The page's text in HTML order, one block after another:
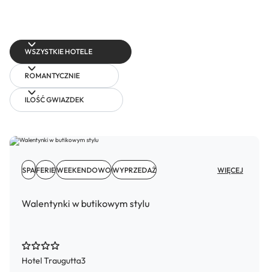
WSZYSTKIE HOTELE
ROMANTYCZNIE
ILOŚĆ GWIAZDEK
Walentynki w butikowym stylu
SPAFERIEWEEKENDOWOWYPRZEDAŻ WIĘCEJ
Hotel Traugutta3